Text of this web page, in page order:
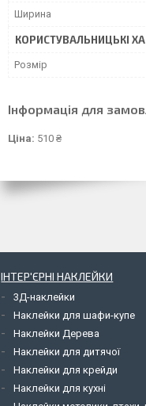
Ширина
КОРИСТУВАЛЬНИЦЬКІ
Розмір
Інформація для
Ціна: 510 ₴
ІНТЕР'ЄРНІ НАКЛЕЙКИ
3Д-наклейки
Наклейки для шафи-купе
Наклейки Дерева
Наклейки для дитячої
Наклейки для крейди
Наклейки для кухні